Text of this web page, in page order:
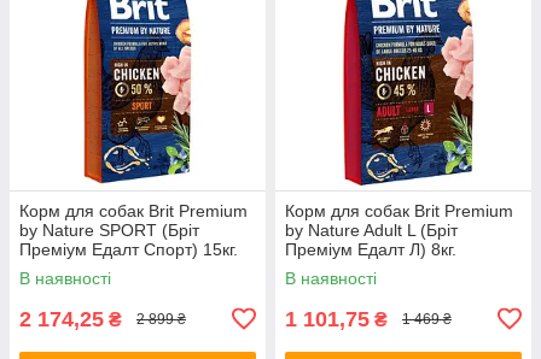
Корм для собак Brit Premium
by Nature SPORT (Бріт
Преміум Едалт Спорт) 15кг.
В наявності
2 174,25 ₴ 2 899 ₴
Корм для собак Brit Premium
by Nature Adult L (Бріт
Преміум Едалт Л) 8кг.
В наявності
1 101,75 ₴ 1 469 ₴